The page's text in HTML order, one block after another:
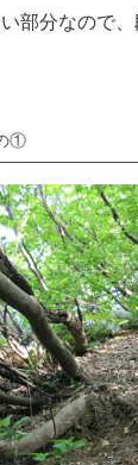
部分なので
①